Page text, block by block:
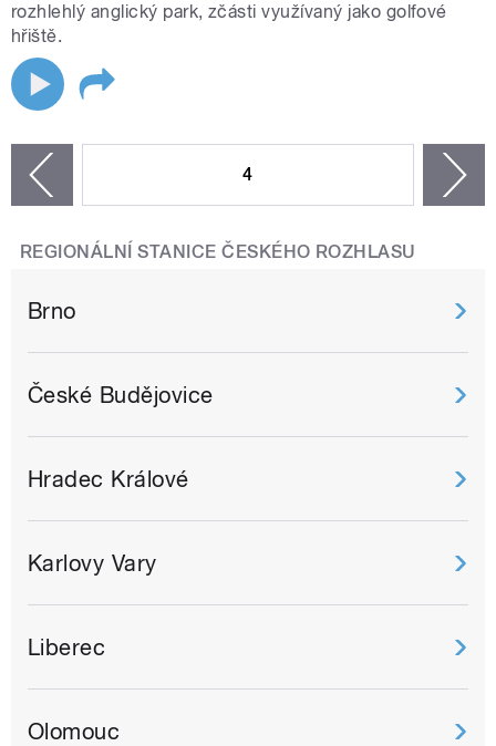
rozhlehlý anglický park, zčásti využívaný jako golfové
hřiště.
4
REGIONÁLNÍ STANICE ČESKÉHO ROZHLASU
Brno
České Budějovice
Hradec Králové
Karlovy Vary
Liberec
Olomouc